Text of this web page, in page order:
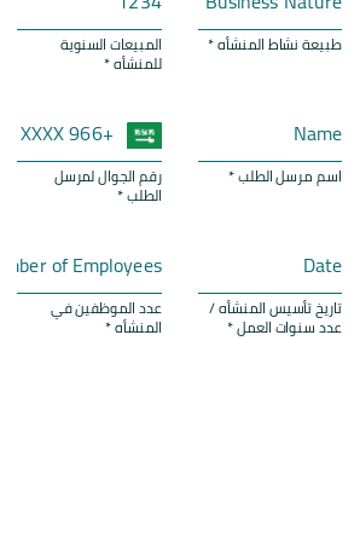
طبيعة نشاط المنشأه * المبيعات السنوية
للمنشأه *
اسم مرسل الطلب * رقم الجوال لمرسل
الطلب *
تاريخ تأسيس المنشأه /
عدد سنوات العمل *
عدد الموظفين في
المنشأه *